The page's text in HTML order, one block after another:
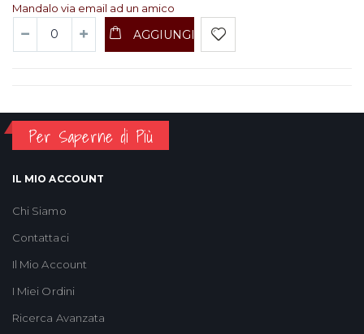
Mandalo via email ad un amico
AGGIUNGI
Per Saperne di Più
IL MIO ACCOUNT
Chi Siamo
Contattaci
Il Mio Account
I Miei Ordini
Ricerca Avanzata